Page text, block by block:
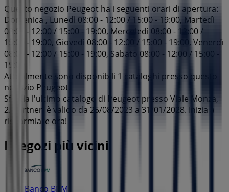
Questo negozio Peugeot ha i seguenti orari di apertura:
Domenica , Lunedì 08:00 - 12:00 / 15:00 - 19:00, Martedì
08:00 - 12:00 / 15:00 - 19:00, Mercoledì 08:00 - 12:00 /
15:00 - 19:00, Giovedì 08:00 - 12:00 / 15:00 - 19:00, Venerdì
08:00 - 12:00 / 15:00 - 19:00, Sabato 08:00 - 12:00 / 15:00 -
19:00
Attualmente sono disponibili 1 cataloghi presso questo
negozio Peugeot.
Sfoglia l'ultimo catalogo di Peugeot presso Viale Monza,
2. Partner! è valido da 25/08/2023 a 31/01/2028. Inizia a
risparmiare ora!
I negozi più vicini
Banco BPM